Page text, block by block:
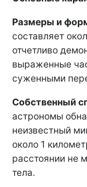
Размеры и
составляет
отчетливо
выраженные
суженными
Собственный
астрономы
неизвестный
около 1
расстоянии не
тела.